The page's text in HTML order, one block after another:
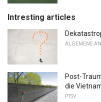
Intresting articles
ALGEMENE
Post-
die
PTSV